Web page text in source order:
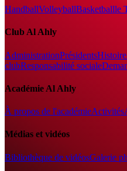
HandballVolleyballBasketballle
Club Al Ahly
AdministrationPrésidentsHistoire
clubResponsabilité sociale
Académie Al Ahly
À propos de l'académieActivités
Médias et vidéos
Bibliothèque de vidéosGalerie